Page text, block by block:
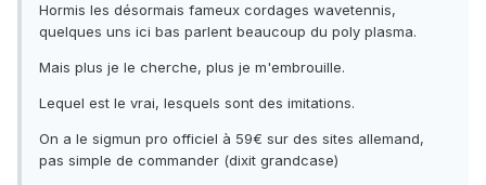
Hormis les désormais fameux cordages wavetennis,
quelques uns ici bas parlent beaucoup du poly plasma.
Mais plus je le cherche, plus je m'embrouille.
Lequel est le vrai, lesquels sont des imitations.
On a le sigmun pro officiel à 59€ sur des sites allemand,
pas simple de commander (dixit grandcase)